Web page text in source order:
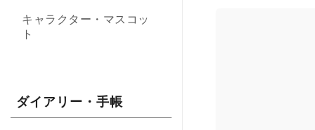
キャラクター・マスコッ
ト
ダイアリー・手帳